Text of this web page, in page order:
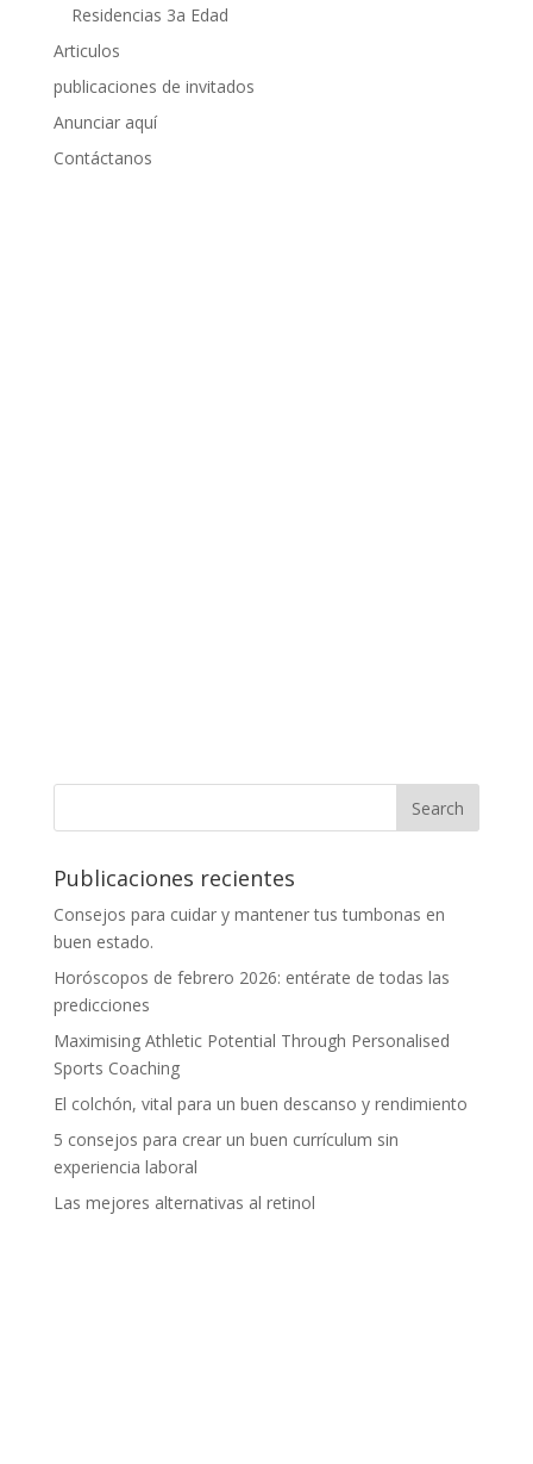
Residencias 3a Edad
Articulos
publicaciones de invitados
Anunciar aquí
Contáctanos
Publicaciones recientes
Consejos para cuidar y mantener tus tumbonas en
buen estado.
Horóscopos de febrero 2026: entérate de todas las
predicciones
Maximising Athletic Potential Through Personalised
Sports Coaching
El colchón, vital para un buen descanso y rendimiento
5 consejos para crear un buen currículum sin
experiencia laboral
Las mejores alternativas al retinol